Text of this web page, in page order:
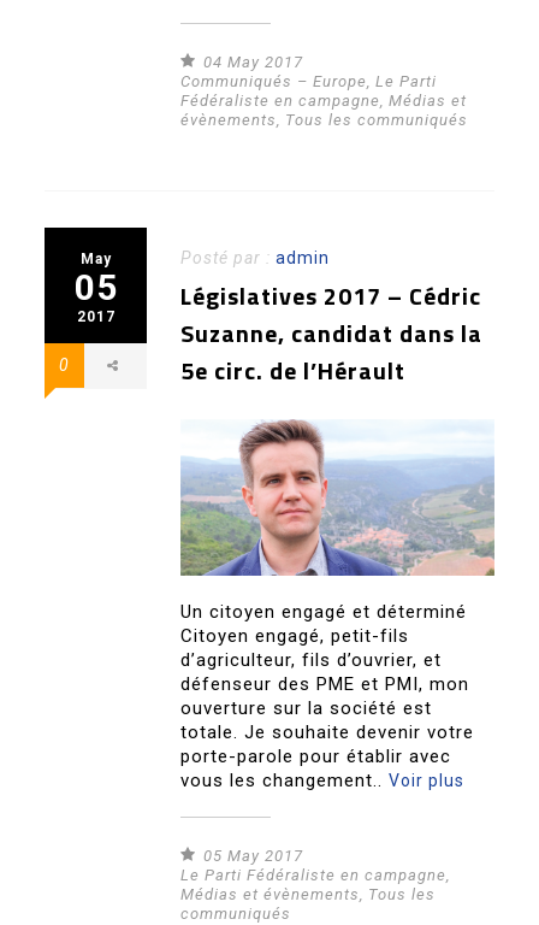
04 May 2017
Communiqués – Europe,Le Parti
Fédéraliste en campagne,Médias et
évènements, Tous les communiqués
May
05
2017
0
Posté par :admin
Législatives 2017 – Cédric
Suzanne, candidat dans la
5e circ. de l’Hérault
Un citoyen engagé et déterminé
Citoyen engagé, petit-fils
d’agriculteur, fils d’ouvrier, et
défenseur des PME et PMI, mon
ouverture sur la société est
totale. Je souhaite devenir votre
porte-parole pour établir avec
vous les changement..Voir plus
05 May 2017
Le Parti Fédéraliste en campagne,
Médias et évènements, Tous les
communiqués